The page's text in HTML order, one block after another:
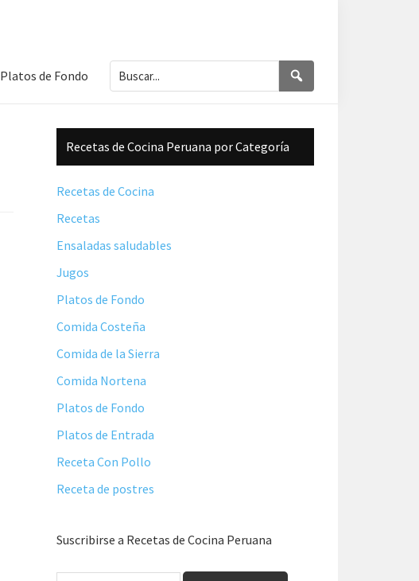
Platos de Fondo Buscar...
Barra
lateral
principal
Recetas de Cocina Peruana por Categoría
Recetas de Cocina
Recetas
Ensaladas saludables
Jugos
Platos de Fondo
Comida Costeña
Comida de la Sierra
Comida Nortena
Platos de Fondo
Platos de Entrada
Receta Con Pollo
Receta de postres
Suscribirse a Recetas de Cocina Peruana